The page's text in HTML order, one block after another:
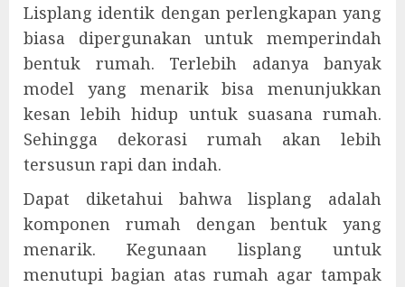
Lisplang identik dengan perlengkapan yang
biasa dipergunakan untuk memperindah
bentuk rumah. Terlebih adanya banyak
model yang menarik bisa menunjukkan
kesan lebih hidup untuk suasana rumah.
Sehingga dekorasi rumah akan lebih
tersusun rapi dan indah.
Dapat diketahui bahwa lisplang adalah
komponen rumah dengan bentuk yang
menarik. Kegunaan lisplang untuk
menutupi bagian atas rumah agar tampak